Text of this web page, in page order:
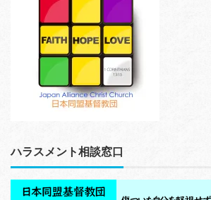
ハラスメント相談窓口